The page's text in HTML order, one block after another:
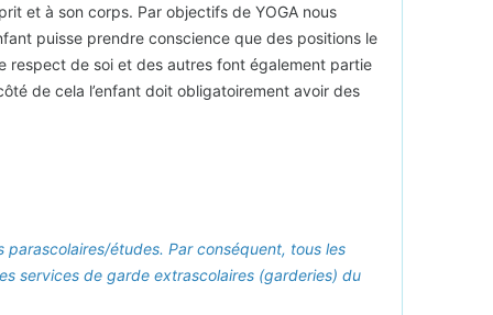
et à son corps. Par objectifs de YOGA nous
puisse prendre conscience que des positions le
respect de soi et des autres font également partie
de cela l’enfant doit obligatoirement avoir des
études. Par conséquent, tous les
services de garde extrascolaires (garderies) du